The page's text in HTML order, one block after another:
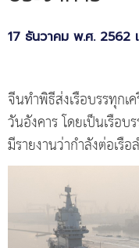
17 ธันวาคม พ.ศ. 2562
จีนทำพิธีส่งเรือบรรทุกเ
วันอังคาร โดยเป็นเรือ
มีรายงานว่ากำลังต่อเรื